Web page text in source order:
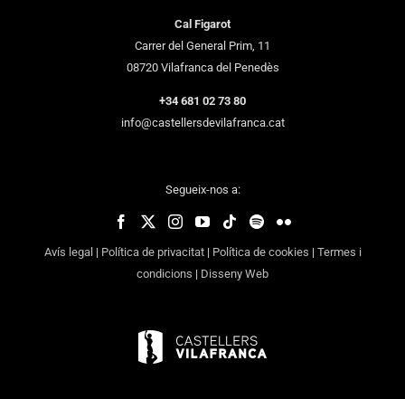
Cal Figarot
Carrer del General Prim, 11
08720 Vilafranca del Penedès
+34 681 02 73 80
info@castellersdevilafranca.cat
Segueix-nos a:
Avís legal| Política de privacitat| Política de cookies | Termes i
condicions | Disseny Web